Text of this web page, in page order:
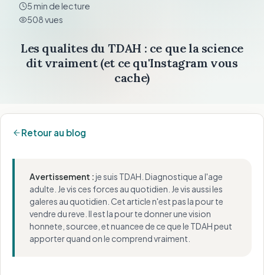
5 min de lecture
508 vues
Les qualites du TDAH : ce que la science
dit vraiment (et ce qu'Instagram vous
cache)
Retour au blog
Avertissement :je suis TDAH. Diagnostique a l'age
adulte. Je vis ces forces au quotidien. Je vis aussi les
galeres au quotidien. Cet article n'est pas la pour te
vendre du reve. Il est la pour te donner une vision
honnete, sourcee, et nuancee de ce que le TDAH peut
apporter quand on le comprend vraiment.